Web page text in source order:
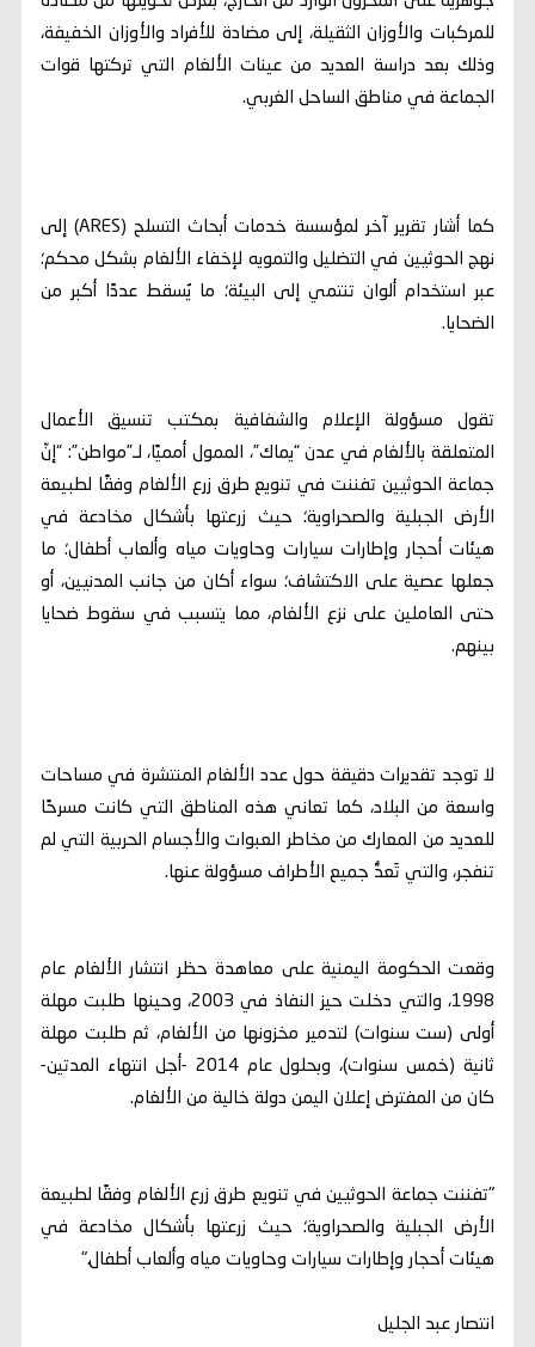
للمركبات والأوزان الثقيلة، إلى مضادة للأفراد والأوزان الخفيفة،
وذلك بعد دراسة العديد من عينات الألغام التي تركتها قوات
الجماعة في مناطق الساحل الغربي.
كما أشار تقرير آخر لمؤسسة خدمات أبحاث التسلح (ARES) إلى
نهج الحوثيين في التضليل والتمويه لإخفاء الألغام بشكل محكم؛
عبر استخدام ألوان تنتمي إلى البيئة؛ ما يُسقط عددًا أكبر من
الضحايا.
تقول مسؤولة الإعلام والشفافية بمكتب تنسيق الأعمال
المتعلقة بالألغام في عدن “يماك”، الممول أمميًا، لـ”مواطن”: “إنّ
جماعة الحوثيين تفننت في تنويع طرق زرع الألغام وفقًا لطبيعة
الأرض الجبلية والصحراوية؛ حيث زرعتها بأشكال مخادعة في
هيئات أحجار وإطارات سيارات وحاويات مياه وألعاب أطفال؛ ما
جعلها عصية على الاكتشاف؛ سواء أكان من جانب المدنيين، أو
حتى العاملين على نزع الألغام، مما يتسبب في سقوط ضحايا
بينهم.
لا توجد تقديرات دقيقة حول عدد الألغام المنتشرة في مساحات
واسعة من البلاد، كما تعاني هذه المناطق التي كانت مسرحًا
للعديد من المعارك من مخاطر العبوات والأجسام الحربية التي لم
تنفجر، والتي تَعدُّ جميع الأطراف مسؤولة عنها.
وقعت الحكومة اليمنية على معاهدة حظر انتشار الألغام عام
1998، والتي دخلت حيز النفاذ في 2003، وحينها طلبت مهلة
أولى (ست سنوات) لتدمير مخزونها من الألغام، ثم طلبت مهلة
ثانية (خمس سنوات)، وبحلول عام 2014 -أجل انتهاء المدتين-
كان من المفترض إعلان اليمن دولة خالية من الألغام.
"تفننت جماعة الحوثيين في تنويع طرق زرع الألغام وفقًا لطبيعة
الأرض الجبلية والصحراوية؛ حيث زرعتها بأشكال مخادعة في
هيئات أحجار وإطارات سيارات وحاويات مياه وألعاب أطفال."
انتصار عبد الجليل